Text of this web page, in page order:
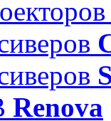
Renova